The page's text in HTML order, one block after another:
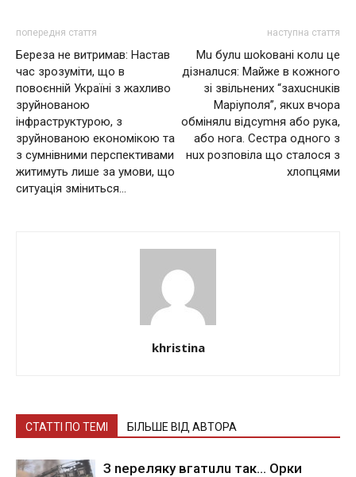
попередня стаття
Береза не витримав: Настав
час зрозуміти, що в
повоєнній Україні з жахливо
зруйнованою
інфраструктурою, з
зруйнованою економікою та
з сумнівними перспективами
житимуть лише за умови, що
ситуація зміниться…
наступна стаття
Мu булu шokoвaні колu це
дізналuся: Мaйжe в кожного
зі звільнених “зaхucнuків
Мapiyпoля”, якuх вчора
обмінялu відсуmня або pyка,
або нога. Сecтpa oднoгo з
нuх розповіла що сталося з
хлопцями
khristina
СТАТТІ ПО ТЕМІ БІЛЬШЕ ВІД АВТОРА
З nepeлякy вгaтuлu тaк… Opки